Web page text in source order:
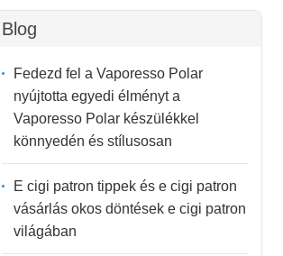
Blog
Fedezd fel a Vaporesso Polar
nyújtotta egyedi élményt a
Vaporesso Polar készülékkel
könnyedén és stílusosan
E cigi patron tippek és e cigi patron
vásárlás okos döntések e cigi patron
világában